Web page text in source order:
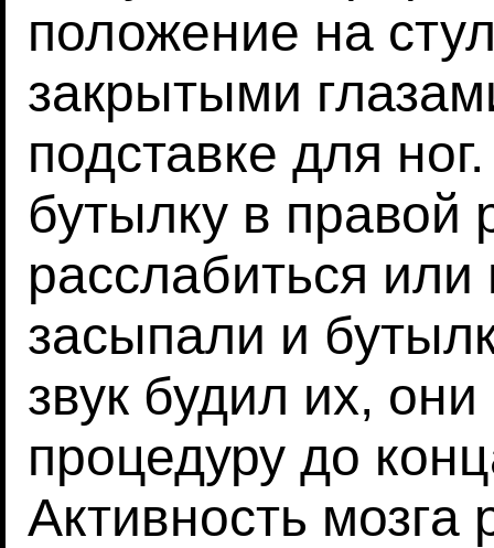
положение на
закрытыми
подставке для
бутылку в правой
расслабиться или
засыпали и
звук будил их,
процедуру до
Активность мозга